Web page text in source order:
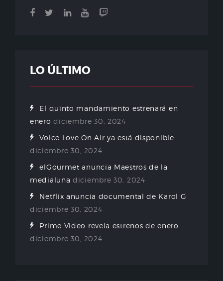
LO ÚLTIMO
El quinto mandamiento estrenará en
enero diciembre 30, 2024
Voice Love On Air ya está disponible
diciembre 30, 2024
elGourmet anuncia Maestros de la
medialuna diciembre 30, 2024
Netflix anuncia documental de Karol G
diciembre 30, 2024
Prime Video revela estrenos de enero
diciembre 30, 2024